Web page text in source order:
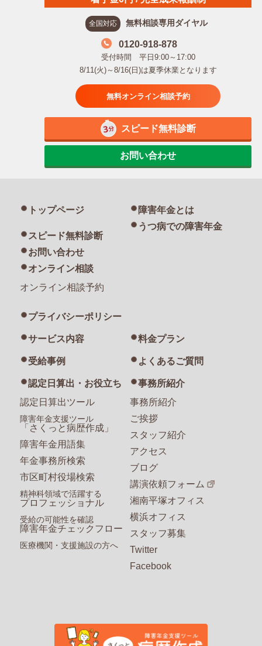
全国対応 無料相談専用ダイヤル
0120-918-878
受付時間 平日9:00～17:00
8/11(火)～8/16(日)は夏季休業となります
無料オンライン相談予約
スピード無料診断
お問い合わせ
トップページ
スピード無料診断
お問い合わせ
オンライン相談
オンライン相談予約
プライバシーポリシー
障害年金とは
うつ病での障害年金
サービス内容 料金プラン
受給事例 よくあるご質問
認定日算出・お役立ち
認定日算出ツール
障害年金支援ツール
「さくっと病歴作成」
障害年金用語集
年金事務所検索
市区町村役場検索
精神科領域で活躍する
プロフェッショナル
受給の可能性を確認
障害年金チェックフロー
医療機関・支援施設の方へ
事務所紹介
事務所紹介
ご挨拶
スタッフ紹介
アクセス
ブログ
講演依頼フォーム
湘南平塚オフィス
横浜オフィス
スタッフ募集
Twitter
Facebook